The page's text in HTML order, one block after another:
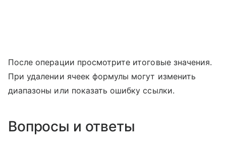
После операции просмотрите итоговые значения.
При удалении ячеек формулы могут изменить
диапазоны или показать ошибку ссылки.
Вопросы и ответы